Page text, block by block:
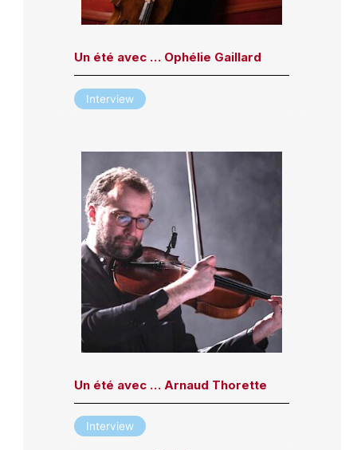
Un été avec … Ophélie Gaillard
Interview
Un été avec … Arnaud Thorette
Interview